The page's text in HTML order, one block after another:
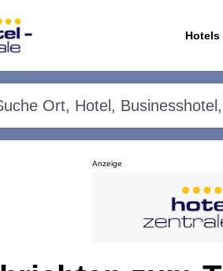
Hotels
Anzeige